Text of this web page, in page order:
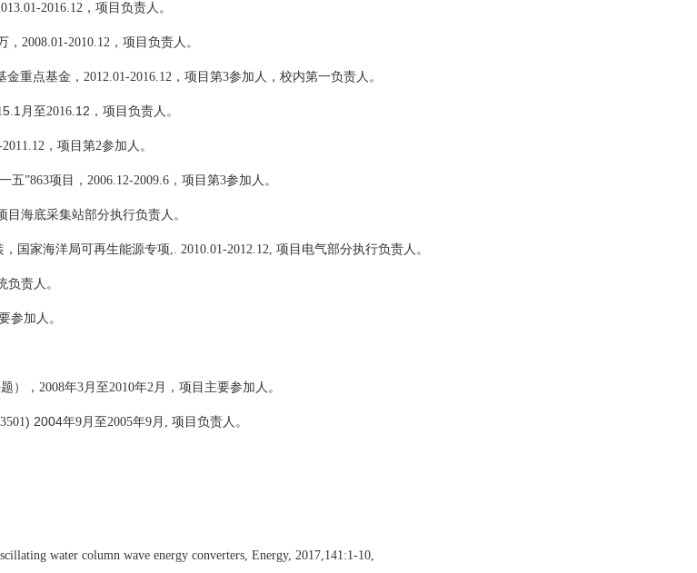
2016.12 ，项目负责人。
， 2008.01-2010.12 ，项目负责人。
金重点基金， 2012.01-2016.12 ，项目第3参加人，校内第一负责人。
5.1 月至2016.12 ，项目负责人。
，项目第2参加人。
五”863项目， 2006.12-2009.6 ，项目第3参加人。
目海底采集站部分执行负责人。
国家海洋局可再生能源专项,. 2010.01-2012.12, 项目电气部分执行负责人。
负责人。
参加人。
）， 2008年3月至2010年2月，项目主要参加人。
) 2004年9月至2005年9月 , 项目负责人。
water column wave energy converters, Energy, 2017,141:1-10,